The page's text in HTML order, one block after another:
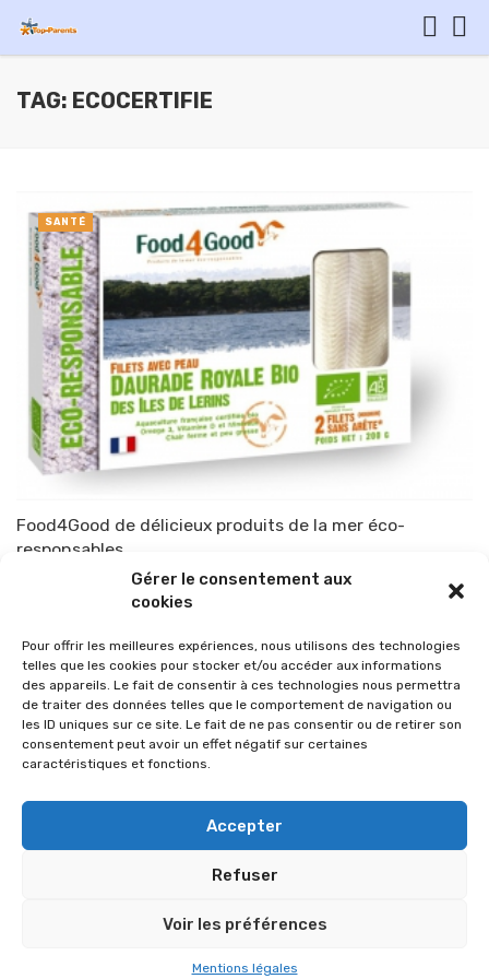
Gérer le consentement aux
cookies
Pour offrir les meilleures expériences, nous utilisons des technologies
telles que les cookies pour stocker et/ou accéder aux informations
des appareils. Le fait de consentir à ces technologies nous permettra
de traiter des données telles que le comportement de navigation ou
les ID uniques sur ce site. Le fait de ne pas consentir ou de retirer son
consentement peut avoir un effet négatif sur certaines
caractéristiques et fonctions.
Accepter
Refuser
Voir les préférences
Mentions légales
TAG: ECOCERTIFIE
Food4Good de délicieux produits de la mer éco-
responsables
TOP-PARENTS 28 avril 2015
SANTÉ